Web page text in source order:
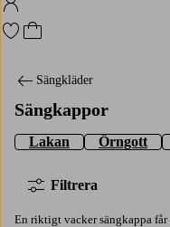
Logga in på Homeroom
Gå till favoritmarkerade
Gå till kundvagnen
Sängkläder
Sängkappor
Lakan Örngott
Filtrera
En riktigt vacker sängkappa får